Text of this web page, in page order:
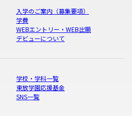
入学のご案内（募集要項）
学費
WEBエントリー・WEB出願
デビューについて
学校・学科一覧
東放学園応援基金
SNS一覧